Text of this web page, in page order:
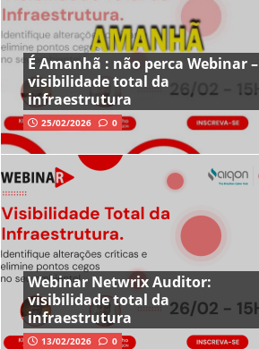
É Amanhã : não perca Webinar –
visibilidade total da
infraestrutura
25/02/2026 0
Webinar Netwrix Auditor:
visibilidade total da
infraestrutura
13/02/2026 0